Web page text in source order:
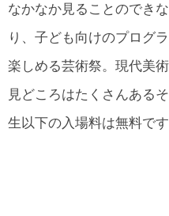
なかなか見ることのでき
り、子ども向けのプログ
楽しめる芸術祭。現代美
見どころはたくさんある
生以下の入場料は無料で